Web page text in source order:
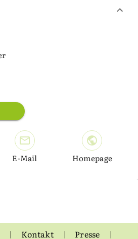
E-Mail Homepage
Kontakt Presse